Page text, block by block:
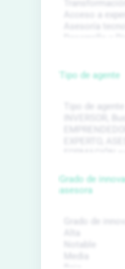
Tipo de agente
Grado de
asesora